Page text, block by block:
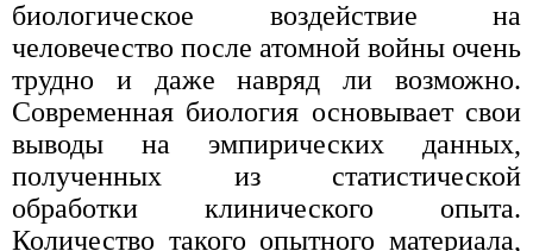
биологическое воздействие на
человечество после атомной войны очень
трудно и даже навряд ли возможно.
Современная биология основывает свои
выводы на эмпирических данных,
полученных из статистической
обработки клинического опыта.
Количество такого опытного материала,